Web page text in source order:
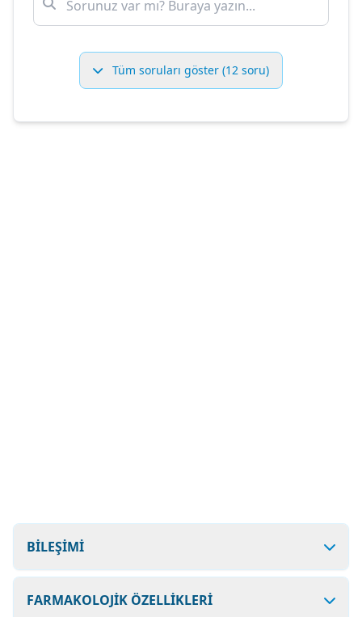
Tüm soruları göster (12 soru)
BİLEŞİMİ
FARMAKOLOJİK ÖZELLİKLERİ